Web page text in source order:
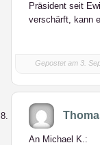
Präsident seit
verschärft, kann
Gepostet am 3.
An Michael K.: